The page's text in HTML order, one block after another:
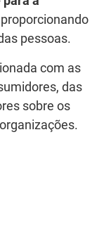
proporcionando
pessoas.
com as
das
sobre os